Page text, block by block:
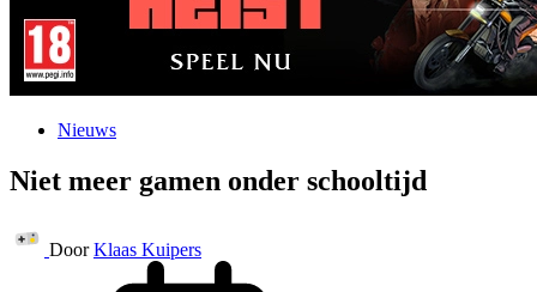
Nieuws
Niet meer gamen onder schooltijd
Door Klaas Kuipers